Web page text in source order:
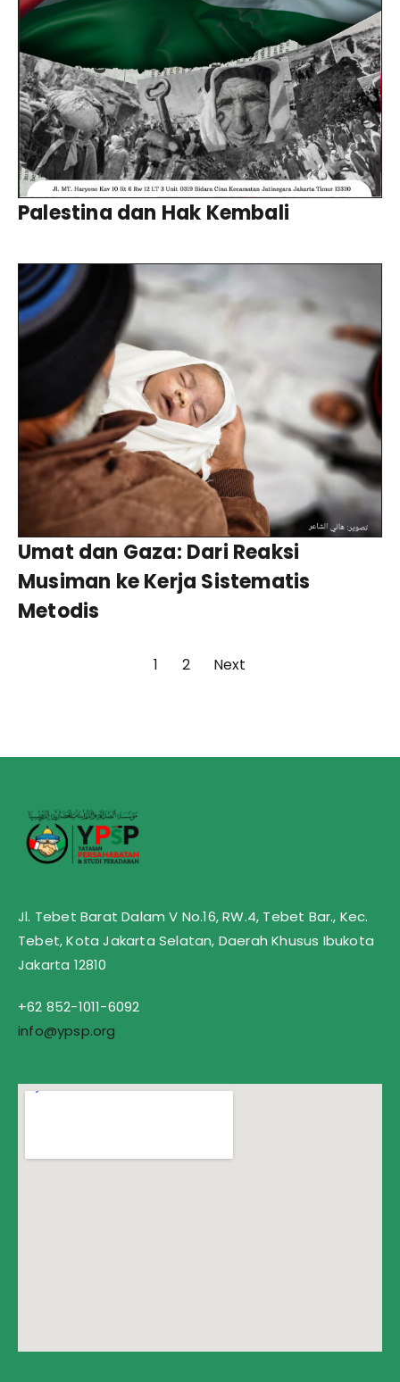
Palestina dan Hak Kembali
Umat dan Gaza: Dari Reaksi
Musiman ke Kerja Sistematis
Metodis
1 2 Next
Jl. Tebet Barat Dalam V No.16, RW.4, Tebet Bar., Kec.
Tebet, Kota Jakarta Selatan, Daerah Khusus Ibukota
Jakarta 12810
+62 852-1011-6092
info@ypsp.org